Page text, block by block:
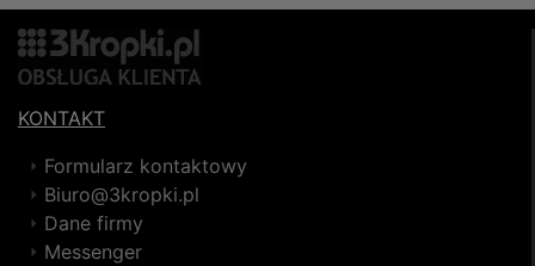
KONTAKT
Formularz kontaktowy
Biuro@3kropki.pl
Dane firmy
Messenger